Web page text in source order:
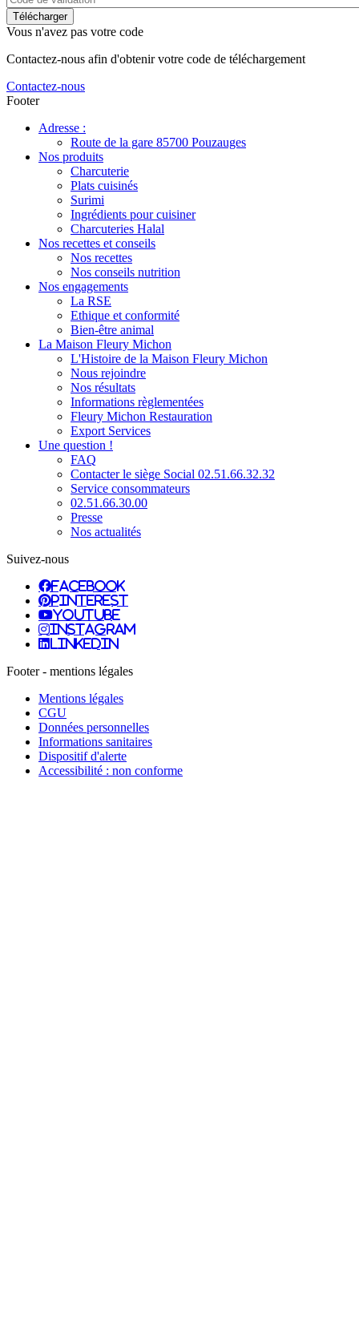
Vous n'avez pas votre code
Contactez-nous afin d'obtenir votre code de téléchargement
Contactez-nous
Footer
Adresse :
Route de la gare 85700 Pouzauges
Nos produits
Charcuterie
Plats cuisinés
Surimi
Ingrédients pour cuisiner
Charcuteries Halal
Nos recettes et conseils
Nos recettes
Nos conseils nutrition
Nos engagements
La RSE
Ethique et conformité
Bien-être animal
La Maison Fleury Michon
L'Histoire de la Maison Fleury Michon
Nous rejoindre
Nos résultats
Informations règlementées
Fleury Michon Restauration
Export Services
Une question !
FAQ
Contacter le siège Social 02.51.66.32.32
Service consommateurs
02.51.66.30.00
Presse
Nos actualités
Suivez-nous
facebook
pinterest
youtube
instagram
linkedin
Footer - mentions légales
Mentions légales
CGU
Données personnelles
Informations sanitaires
Dispositif d'alerte
Accessibilité : non conforme